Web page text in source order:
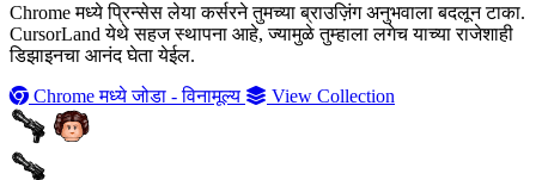
Chrome मध्ये प्रिन्सेस लेया कर्सरने तुमच्या ब्राउज़िंग अनुभवाला बदलून टाका.
CursorLand येथे सहज स्थापना आहे, ज्यामुळे तुम्हाला लगेच याच्या राजेशाही
डिझाइनचा आनंद घेता येईल.
Chrome मध्ये जोडा - विनामूल्य
View Collection